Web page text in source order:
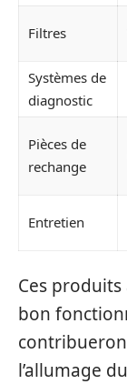
Filtres
Systèmes de
diagnostic
Pièces de
rechange
Entretien
Ces
bon
l’allumage